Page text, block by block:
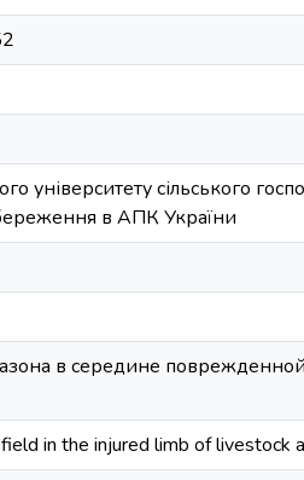
університету сільського
в АПК України
в середине
in the injured limb of livestock